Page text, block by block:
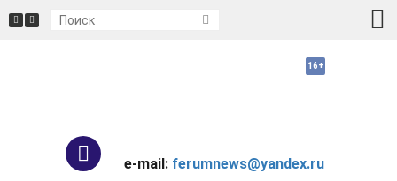
e-mail: ferumnews@yandex.ru